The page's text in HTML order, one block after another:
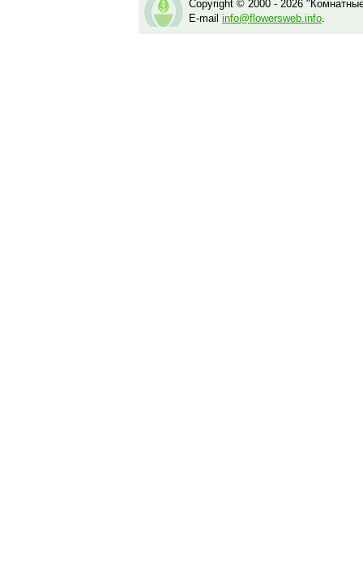
Copyright © 2000 - 2026
E-mail info@flowersweb.info.